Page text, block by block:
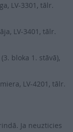
LV-3301, tālr.
LV-3401, tālr.
bloka 1. stāvā),
LV-4201, tālr.
Ja neuzticies